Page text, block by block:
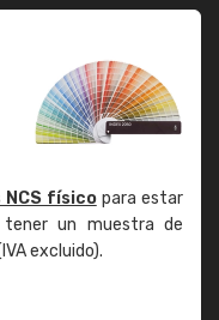
físicopara estar
un muestra de
excluido).